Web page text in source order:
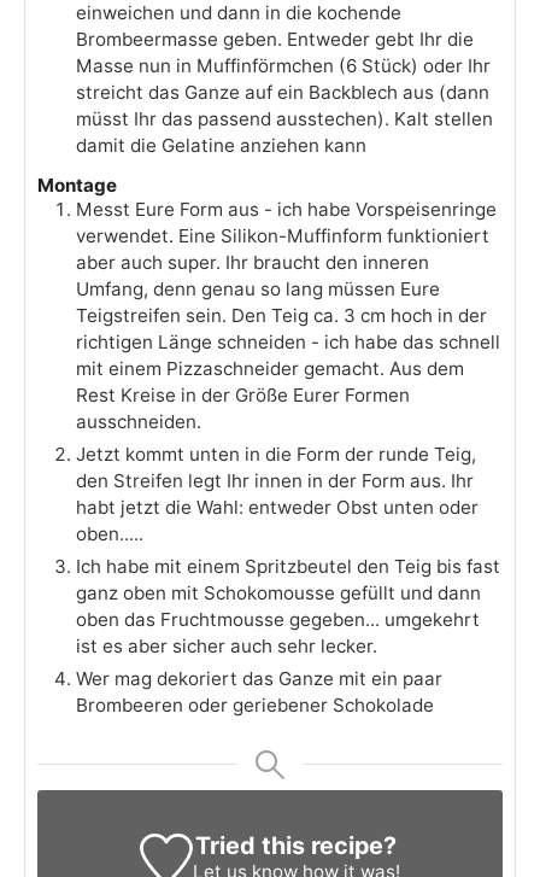
einweichen und dann in die kochende
Brombeermasse geben. Entweder gebt Ihr die
Masse nun in Muffinförmchen (6 Stück) oder Ihr
streicht das Ganze auf ein Backblech aus (dann
müsst Ihr das passend ausstechen). Kalt stellen
damit die Gelatine anziehen kann
Montage
Messt Eure Form aus - ich habe Vorspeisenringe
verwendet. Eine Silikon-Muffinform funktioniert
aber auch super. Ihr braucht den inneren
Umfang, denn genau so lang müssen Eure
Teigstreifen sein. Den Teig ca. 3 cm hoch in der
richtigen Länge schneiden - ich habe das schnell
mit einem Pizzaschneider gemacht. Aus dem
Rest Kreise in der Größe Eurer Formen
ausschneiden.
Jetzt kommt unten in die Form der runde Teig,
den Streifen legt Ihr innen in der Form aus. Ihr
habt jetzt die Wahl: entweder Obst unten oder
oben.....
Ich habe mit einem Spritzbeutel den Teig bis fast
ganz oben mit Schokomousse gefüllt und dann
oben das Fruchtmousse gegeben... umgekehrt
ist es aber sicher auch sehr lecker.
Wer mag dekoriert das Ganze mit ein paar
Brombeeren oder geriebener Schokolade
Tried this recipe?
Let us knowhow it was!